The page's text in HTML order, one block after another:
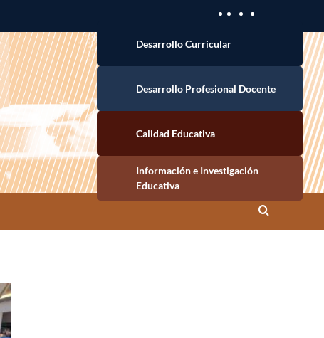
Información e Investigación Educativa